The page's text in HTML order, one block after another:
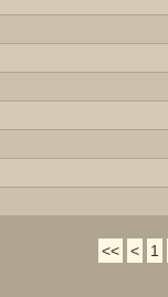
<< < 1